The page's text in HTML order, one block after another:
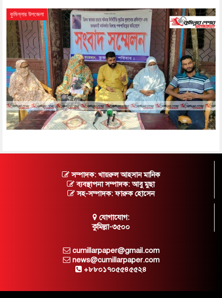
কুমিল্লার উপজেলা
সম্পাদক: খায়রুল আহসান মানিক
ব্যবস্থাপনা সম্পাদক: আবু মুছা
সহ-সম্পাদক: ফারুক হোসেন
যোগাযোগ:
কুমিল্লা-৩৫০০
cumillarpaper@gmail.com
news@cumillarpaper.com
+৮৮০১৭০৫৫৪৫৫২৪